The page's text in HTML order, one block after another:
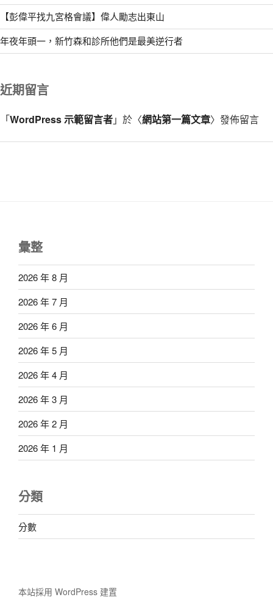
【彭偉平找九宮格會議】偉人勵志出東山
年夜年頭一，新竹森和診所他們是最美逆行者
近期留言
「WordPress 示範留言者」於〈網站第一篇文章〉發佈留言
彙整
2026 年 8 月
2026 年 7 月
2026 年 6 月
2026 年 5 月
2026 年 4 月
2026 年 3 月
2026 年 2 月
2026 年 1 月
分類
分數
本站採用 WordPress 建置